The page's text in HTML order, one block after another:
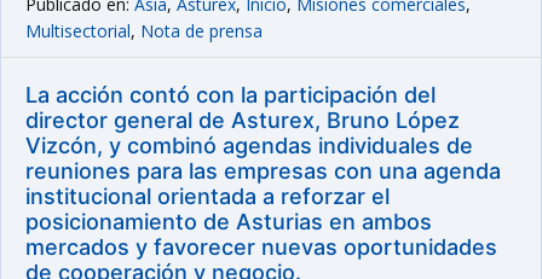
Multisectorial, Nota de prensa
La acción contó con la participación del
director general de Asturex, Bruno López
Vizcón, y combinó agendas individuales de
reuniones para las empresas con una agenda
institucional orientada a reforzar el
posicionamiento de Asturias en ambos
mercados y favorecer nuevas oportunidades
de cooperación y negocio.